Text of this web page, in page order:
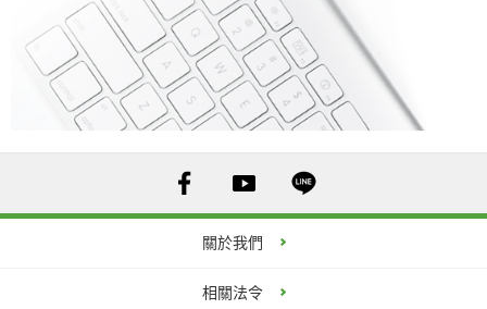
關於我們
相關法令